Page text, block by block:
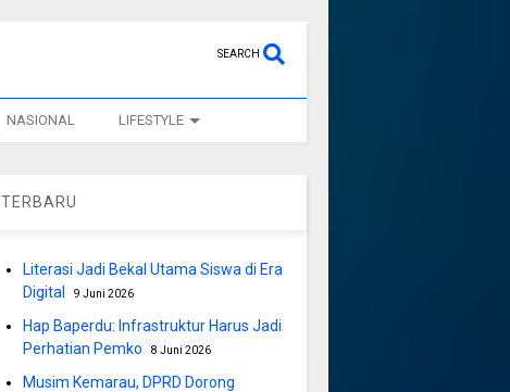
SEARCH
NASIONAL LIFESTYLE
TERBARU
Literasi Jadi Bekal Utama Siswa di Era
Digital
9 Juni 2026
Hap Baperdu: Infrastruktur Harus Jadi
Perhatian Pemko
8 Juni 2026
Musim Kemarau, DPRD Dorong